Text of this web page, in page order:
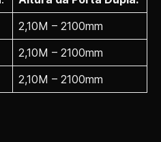
2,10M – 2100mm
2,10M – 2100mm
2,10M – 2100mm